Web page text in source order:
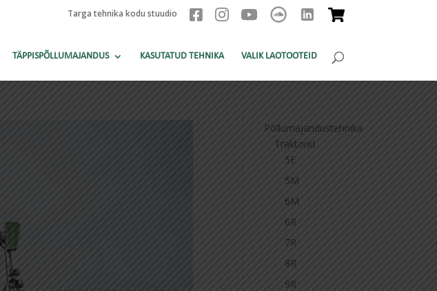
Targa tehnika kodu stuudio
TÄPPISPÕLLUMAJANDUS KASUTATUD TEHNIKA VALIK LAOTOOTEID
Põllumajandustehnika
Traktorid
5E
5M
6M
6R
7R
8R
9R